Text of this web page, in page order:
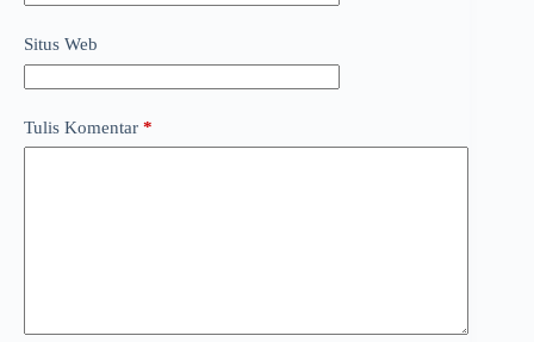
Situs Web
Tulis Komentar *